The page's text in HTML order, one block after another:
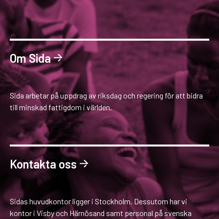
Om Sida
Sida arbetar på uppdrag av riksdag och regering för att bidra
till minskad fattigdom i världen.
Kontakta oss
Sidas huvudkontor ligger i Stockholm. Dessutom har vi
kontor i Visby och Härnösand samt personal på svenska